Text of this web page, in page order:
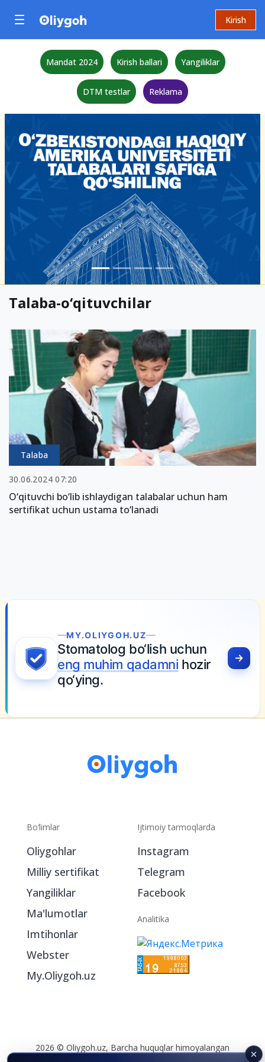
Kirish
Mandat 2024 Kirish ballari Yangiliklar
DTM testlar Reklama
Talaba-o‘qituvchilar
Talaba
30.06.2024 07:20
O‘qituvchi bo‘lib ishlaydigan talabalar uchun ham
sertifikat uchun ustama to‘lanadi
MY.OLIYGOH.UZ
Stomatolog bo‘lish uchun
eng muhim qadamni hozir
qo‘ying.
Bo‘limlar
Oliygohlar
Milliy sertifikat
Yangiliklar
Ma'lumotlar
Imtihonlar
Webster
My.Oliygoh.uz
Ijtimoiy tarmoqlarda
Instagram
Telegram
Facebook
Analitika
2026 © Oliygoh.uz, Barcha huquqlar himoyalangan